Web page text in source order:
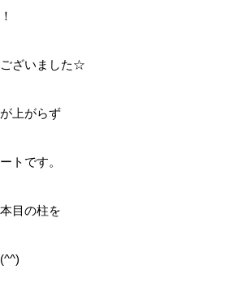
ざいました☆
上がらず
トです。
目の柱を